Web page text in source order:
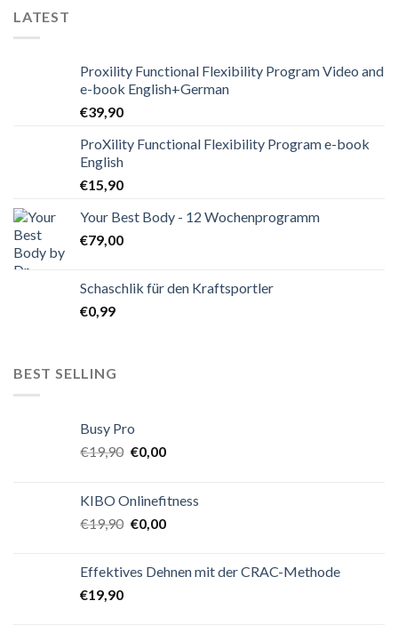
LATEST
Proxility Functional Flexibility Program Video and
e-book English+German
€39,90
ProXility Functional Flexibility Program e-book
English
€15,90
Your Best Body - 12 Wochenprogramm
€79,00
Schaschlik für den Kraftsportler
€0,99
BEST SELLING
Busy Pro
€19,90 €0,00
KIBO Onlinefitness
€19,90 €0,00
Effektives Dehnen mit der CRAC-Methode
€19,90